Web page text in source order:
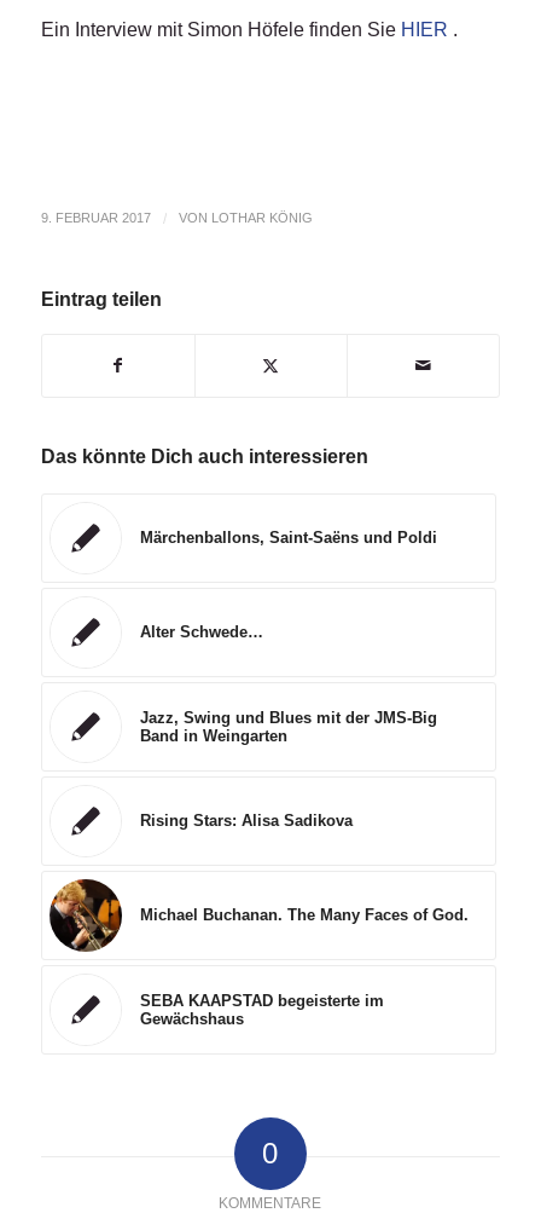
Ein Interview mit Simon Höfele finden Sie HIER .
9. FEBRUAR 2017 / VON LOTHAR KÖNIG
Eintrag teilen
Das könnte Dich auch interessieren
Märchenballons, Saint-Saëns und Poldi
Alter Schwede…
Jazz, Swing und Blues mit der JMS-Big
Band in Weingarten
Rising Stars: Alisa Sadikova
Michael Buchanan. The Many Faces of God.
SEBA KAAPSTAD begeisterte im
Gewächshaus
0
KOMMENTARE